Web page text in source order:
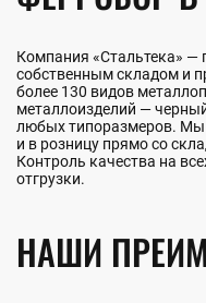
Компания «Стальтека» —
собственным складом и
более 130 видов
металлоизделий —
любых типоразмеров. Мы
и в розницу прямо со
Контроль качества на
отгрузки.
НАШИ